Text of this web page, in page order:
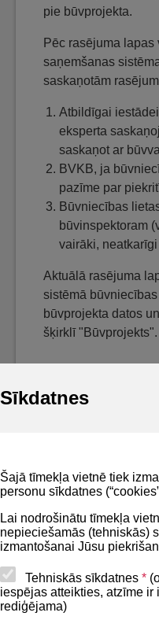
Sīkdatnes
Šajā tīmekļa vietnē tiek
personu sīkdatnes
Lai nodrošinātu tīmekļa
nepieciešamās (tehniskās)
izmantošanai Jūsu
Tehniskās sīkdatnes *
iespējas atteikties, atzīme
rediģējama)
pie būvprojekta.
Pēc rasējuma
saņemšanas
saskaņotām
Atbildīgai
eksperta
saskaņot ar
BVKB, ja
pazīme par
Būvniecības
būvinspektoram
vairāki,
Aktuālā rasējuma
sistēmā
būvprojekta datos
šķirklī "Būvprojekts".